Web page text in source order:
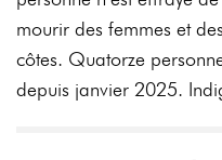
mourir des femmes et
côtes. Quatorze
depuis janvier 2025.